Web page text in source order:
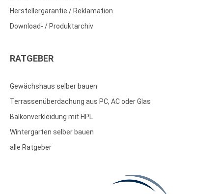
Herstellergarantie / Reklamation
Download- / Produktarchiv
RATGEBER
Gewächshaus selber bauen
Terrassenüberdachung aus PC, AC oder Glas
Balkonverkleidung mit HPL
Wintergarten selber bauen
alle Ratgeber